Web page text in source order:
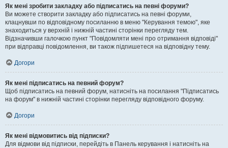
Як мені зробити закладку або підписатись на певні форуми?
Ви можете створити закладку або підписатись на певні форуми,
клацнувши по відповідному посиланню в меню "Керування темою", яке
знаходиться у верхній і нижній частині сторінки перегляду тем.
Відзначивши галочкою пункт "Повідомляти мені про отримання відповіді"
при відправці повідомлення, ви також підпишетеся на відповідну тему.
Догори
Як мені підписатись на певний форум?
Щоб підписатись на певний форум, натисніть на посилання "Підписатись
на форум" в нижній частині сторінки перегляду відповідного форуму.
Догори
Як мені відмовитись від підписки?
Для відмови від підписки, перейдіть в Панель керування і натисніть на